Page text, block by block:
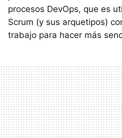
procesos DevOps, que es
Scrum (y sus arquetipos)
trabajo para hacer más